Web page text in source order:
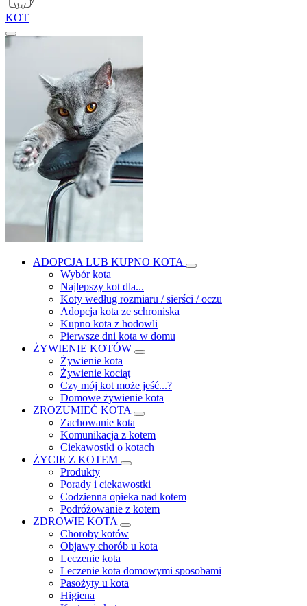
KOT
ADOPCJA LUB KUPNO KOTA
Wybór kota
Najlepszy kot dla...
Koty według rozmiaru / sierści / oczu
Adopcja kota ze schroniska
Kupno kota z hodowli
Pierwsze dni kota w domu
ŻYWIENIE KOTÓW
Żywienie kota
Żywienie kociąt
Czy mój kot może jeść...?
Domowe żywienie kota
ZROZUMIEĆ KOTA
Zachowanie kota
Komunikacja z kotem
Ciekawostki o kotach
ŻYCIE Z KOTEM
Produkty
Porady i ciekawostki
Codzienna opieka nad kotem
Podróżowanie z kotem
ZDROWIE KOTA
Choroby kotów
Objawy chorób u kota
Leczenie kota
Leczenie kota domowymi sposobami
Pasożyty u kota
Higiena